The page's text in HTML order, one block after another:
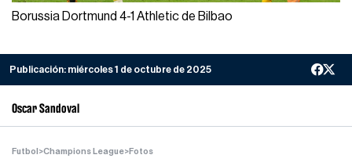
Borussia Dortmund 4-1 Athletic de Bilbao
Publicación: miércoles 1 de octubre de 2025
Oscar Sandoval
Futbol >Champions League>Fotos